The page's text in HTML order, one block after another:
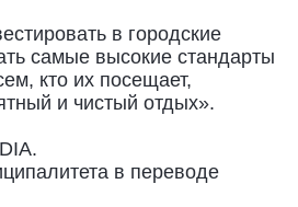
в городские
самые высокие стандарты
кто их посещает,
и чистый отдых».
в переводе